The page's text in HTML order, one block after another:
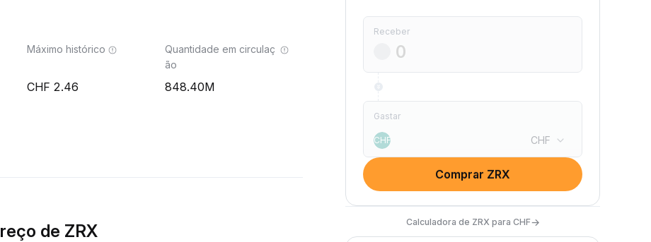
Máximo histórico
2.46
Quantidade em circulaç
ão
848.40M
de ZRX
Receber
Gastar
CHF CHF
Comprar ZRX
Calculadora de ZRX para CHF→